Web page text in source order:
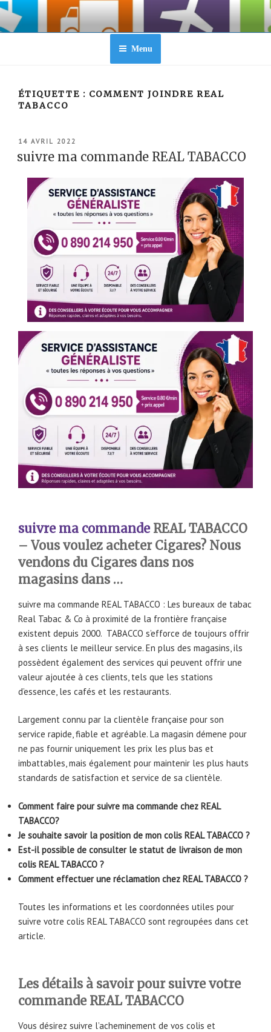
Aller
contenu
Menu
ÉTIQUETTE : COMMENT JOINDRE REAL
TABACCO
PUBLIÉ
14 AVRIL 2022
suivre ma commande REAL TABACCO
suivre ma commandeREAL TABACCO
– Vous voulez acheter Cigares? Nous
vendons du Cigares dans nos
magasins dans …
suivre ma commande REAL TABACCO : Les bureaux de tabac
Real Tabac & Co à proximité de la frontière française
existent depuis 2000. TABACCO s’efforce de toujours offrir
à ses clients le meilleur service. En plus des magasins, ils
possèdent également des services qui peuvent offrir une
valeur ajoutée à ces clients, tels que les stations
d’essence, les cafés et les restaurants.
Largement connu par la clientèle française pour son
service rapide, fiable et agréable. La magasin démene pour
ne pas fournir uniquement les prix les plus bas et
imbattables, mais également pour maintenir les plus hauts
standards de satisfaction et service de sa clientèle.
Comment faire pour suivre ma commande chez REAL
TABACCO?
Je souhaite savoir la position de mon colis REAL TABACCO ?
Est-il possible de consulter le statut de livraison de mon
colis REAL TABACCO ?
Comment effectuer une réclamation chez REAL TABACCO ?
Toutes les informations et les coordonnées utiles pour
suivre votre colis REAL TABACCO sont regroupées dans cet
article.
Les détails à savoir pour suivre votre
commande REAL TABACCO
Vous désirez suivre l’acheminement de vos colis et